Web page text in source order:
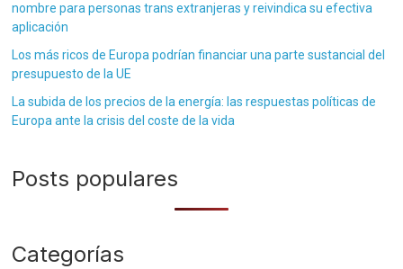
nombre para personas trans extranjeras y reivindica su efectiva
aplicación
Los más ricos de Europa podrían financiar una parte sustancial del
presupuesto de la UE
La subida de los precios de la energía: las respuestas políticas de
Europa ante la crisis del coste de la vida
Posts populares
Categorías